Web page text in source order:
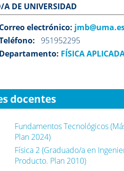
A DE UNIVERSIDAD
Correo electrónico:
951952295
Departamento: FÍSICA
docentes
Fundamentos Tecnológicos
Plan 2024)
Física 2 (Graduado/a en
Producto. Plan 2010)